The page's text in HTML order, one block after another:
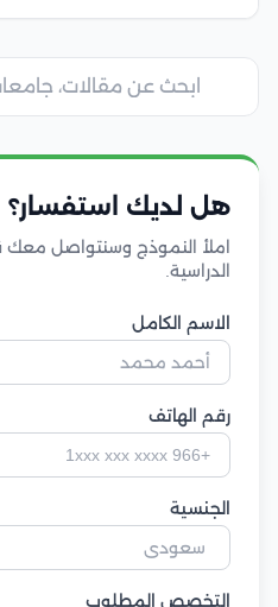
هل لديك استفسار؟
املأ النموذج وسنتواصل معك
الدراسية.
الاسم الكامل
رقم الهاتف
الجنسية
التخصص المطلوب